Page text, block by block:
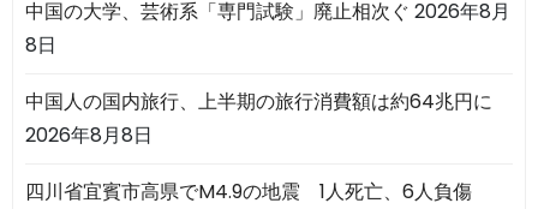
中国の大学、芸術系「専門試験」廃止相次ぐ 2026年8月
8日
中国人の国内旅行、上半期の旅行消費額は約64兆円に
2026年8月8日
四川省宜賓市高県でM4.9の地震 1人死亡、6人負傷